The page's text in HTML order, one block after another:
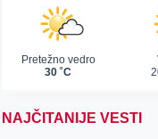
NAJČITANIJE VESTI